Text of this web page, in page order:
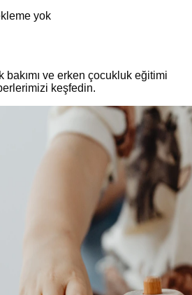
yok
bakımı ve erken çocukluk eğitimi
keşfedin.